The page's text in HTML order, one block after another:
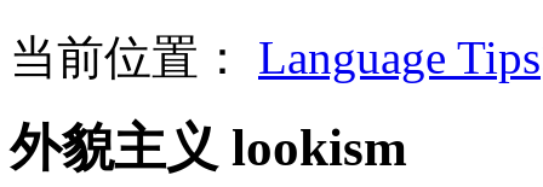
当前位置： Language Tips
外貌主义 lookism